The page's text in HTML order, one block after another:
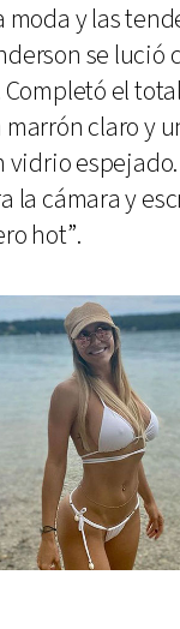
moda y las
se lució
el
claro y
vidrio
la cámara y
hot”.